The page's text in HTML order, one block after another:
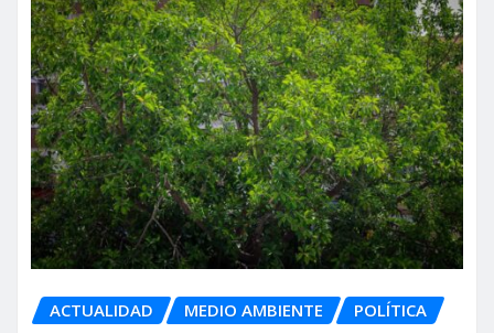
ACTUALIDAD MEDIO AMBIENTE POLÍTICA